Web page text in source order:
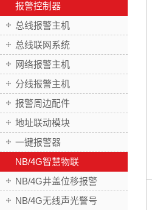
报警控制器
总线报警主机
总线联网系统
网络报警主机
分线报警主机
报警周边配件
地址联动模块
一键报警器
NB/4G智慧物联
NB/4G井盖位移报警
NB/4G无线声光警号